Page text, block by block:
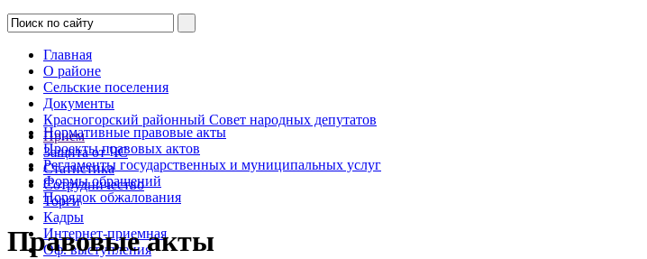
Главная
О районе
Сельские поселения
Документы
Красногорский районный Совет народных депутатов
Прием
Защита от ЧС
Статистика
Сотрудничество
Торги
Кадры
Интернет-приемная
Оф. выступления
Нормативные правовые акты
Проекты правовых актов
Регламенты государственных и муниципальных услуг
Формы обращений
Порядок обжалования
Правовые акты